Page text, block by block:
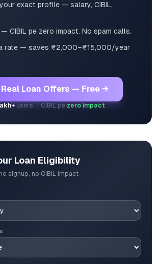
exact profile — salary, CIBIL,
CIBIL pe zero impact. No spam calls.
rate — saves ₹2,000–₹15,000/year
Loan Offers — Free →
users · CIBIL pezero impact
Loan Eligibility
signup, no CIBIL impact